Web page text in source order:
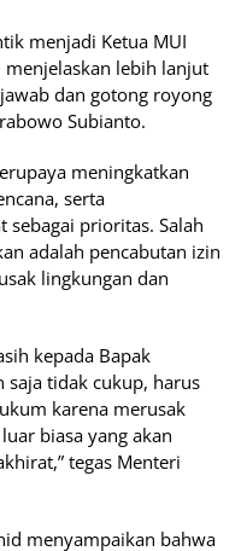
menjadi Ketua MUI
menjelaskan lebih lanjut
dan gotong royong
Subianto.
meningkatkan
serta
sebagai prioritas. Salah
adalah pencabutan izin
lingkungan dan
kepada Bapak
saja tidak cukup, harus
karena merusak
biasa yang akan
tegas Menteri
menyampaikan bahwa